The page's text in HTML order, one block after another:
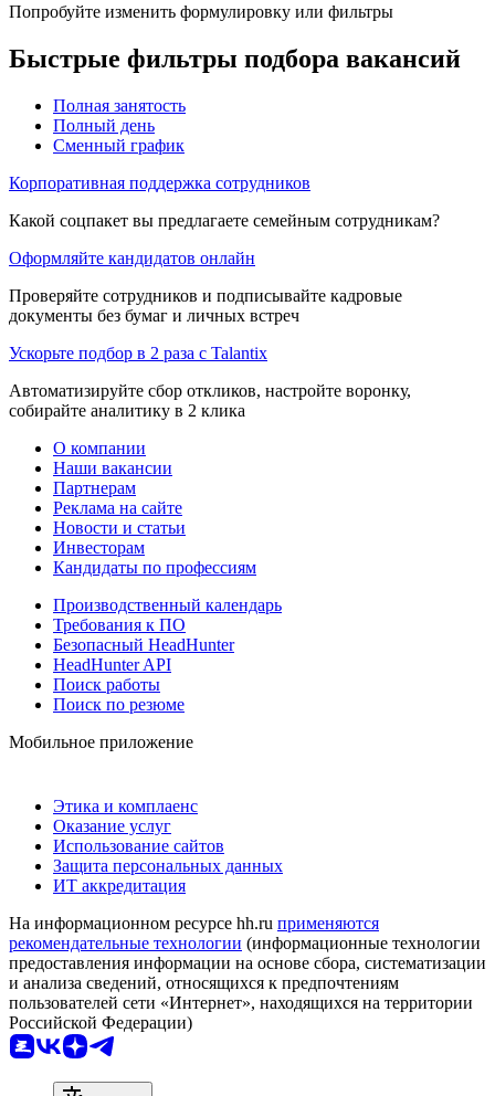
Попробуйте изменить формулировку или фильтры
Быстрые фильтры подбора вакансий
Полная занятость
Полный день
Сменный график
Корпоративная поддержка сотрудников
Какой соцпакет вы предлагаете семейным сотрудникам?
Оформляйте кандидатов онлайн
Проверяйте сотрудников и подписывайте кадровые
документы без бумаг и личных встреч
Ускорьте подбор в 2 раза с Talantix
Автоматизируйте сбор откликов, настройте воронку,
собирайте аналитику в 2 клика
О компании
Наши вакансии
Партнерам
Реклама на сайте
Новости и статьи
Инвесторам
Кандидаты по профессиям
Производственный календарь
Требования к ПО
Безопасный HeadHunter
HeadHunter API
Поиск работы
Поиск по резюме
Мобильное приложение
Этика и комплаенс
Оказание услуг
Использование сайтов
Защита персональных данных
ИТ аккредитация
На информационном ресурсе hh.ru применяются
рекомендательные технологии (информационные технологии
предоставления информации на основе сбора, систематизации
и анализа сведений, относящихся к предпочтениям
пользователей сети «Интернет», находящихся на территории
Российской Федерации)